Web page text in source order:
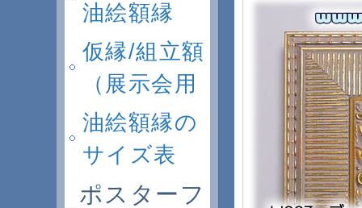
油絵額縁
仮縁/組立額
（展示会用
油絵額縁の
サイズ表
ポスターフ